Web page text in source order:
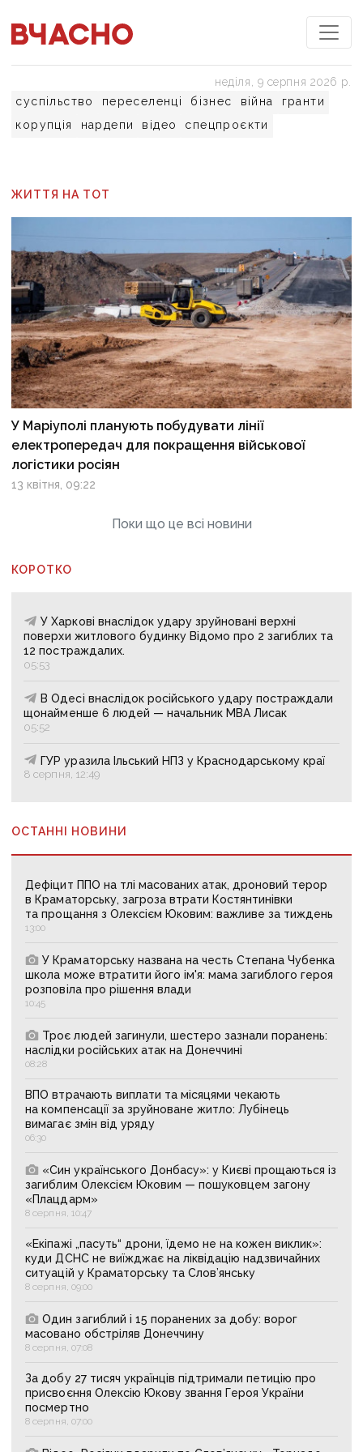
суспільство переселенці бізнес війна
гранти
корупція
нардепи відео спецпроєкти
неділя, 9 серпня 2026 р.
ЖИТТЯ НА ТОТ
У Маріуполі планують побудувати лінії
електропередач для покращення військової
логістики росіян
13 квітня, 09:22
Поки що це всі новини
КОРОТКО
У Харкові внаслідок удару зруйновані верхні
поверхи житлового будинку Відомо про 2 загиблих та
12 постраждалих.
05:53
В Одесі внаслідок російського удару постраждали
щонайменше 6 людей — начальник МВА Лисак
05:52
ГУР уразила Ільський НПЗ у Краснодарському краї
8 серпня, 12:49
ОСТАННІ НОВИНИ
Дефіцит ППО на тлі масованих атак, дроновий терор
в Краматорську, загроза втрати Костянтинівки
та прощання з Олексієм Юковим: важливе за тиждень
13:00
У Краматорську названа на честь Степана Чубенка
школа може втратити його ім'я: мама загиблого героя
розповіла про рішення влади
10:45
Троє людей загинули, шестеро зазнали поранень:
наслідки російських атак на Донеччині
08:28
ВПО втрачають виплати та місяцями чекають
на компенсації за зруйноване житло: Лубінець
вимагає змін від уряду
06:30
«Син українського Донбасу»: у Києві прощаються із
загиблим Олексієм Юковим — пошуковцем загону
«Плацдарм»
8 серпня, 10:47
«Екіпажі „пасуть“ дрони, їдемо не на кожен виклик»:
куди ДСНС не виїжджає на ліквідацію надзвичайних
ситуацій у Краматорську та Слов’янську
8 серпня, 09:00
Один загиблий і 15 поранених за добу: ворог
масовано обстріляв Донеччину
8 серпня, 07:08
За добу 27 тисяч українців підтримали петицію про
присвоєння Олексію Юкову звання Героя України
посмертно
8 серпня, 07:00